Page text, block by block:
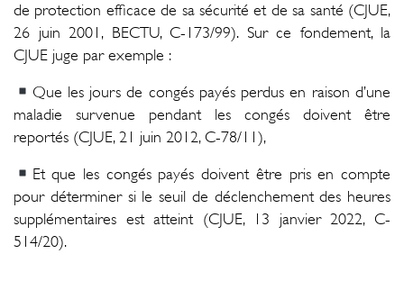
de protection efficace de sa sécurité et de sa santé (CJUE,
26 juin 2001, BECTU, C-173/99). Sur ce fondement, la
CJUE juge par exemple :
Que les jours de congés payés perdus en raison d’une
maladie survenue pendant les congés doivent être
reportés (CJUE, 21 juin 2012, C-78/11),
Et que les congés payés doivent être pris en compte
pour déterminer si le seuil de déclenchement des heures
supplémentaires est atteint (CJUE, 13 janvier 2022, C-
514/20).